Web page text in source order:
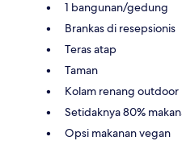
1 bangunan/gedung
Brankas di resepsionis
Teras atap
Taman
Kolam renang outdoor
Setidaknya 80%
Opsi makanan vegan